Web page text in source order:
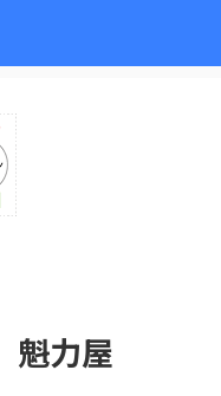
魁力屋